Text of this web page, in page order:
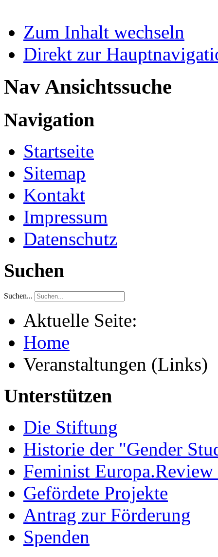
Zum Inhalt wechseln
Direkt zur
Nav Ansichtssuche
Navigation
Startseite
Sitemap
Kontakt
Impressum
Datenschutz
Suchen
Suchen...
Aktuelle Seite:
Home
Veranstaltungen (Links)
Unterstützen
Die Stiftung
Historie der "Gender
Feminist
Gefördete Projekte
Antrag zur Förderung
Spenden